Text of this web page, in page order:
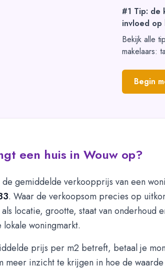
#1 Tip: de
invloed op
Bekijk alle
makelaars:
Begin
een huis in Wouw op?
gemiddelde verkoopprijs van een
. Waar de verkoopsom precies op
locatie, grootte, staat van onderhoud
woningmarkt.
prijs per m2 betreft, betaal je
meer inzicht te krijgen in hoe de